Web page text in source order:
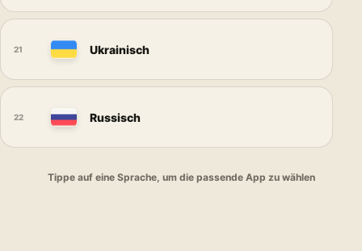
21 Ukrainisch
22 Russisch
Tippe auf eine Sprache, um die passende App zu wählen